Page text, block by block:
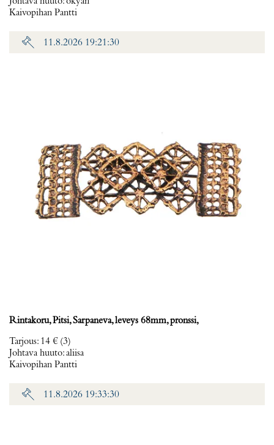
Kaivopihan Pantti
11.8.2026 19:21:30
Rintakoru, Pitsi, Sarpaneva, leveys 68mm, pronssi,
Tarjous: 14 € (3)
Johtava huuto:aliisa
Kaivopihan Pantti
11.8.2026 19:33:30